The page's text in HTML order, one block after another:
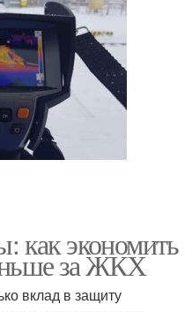
как экономить
за ЖКХ
вклад в защиту